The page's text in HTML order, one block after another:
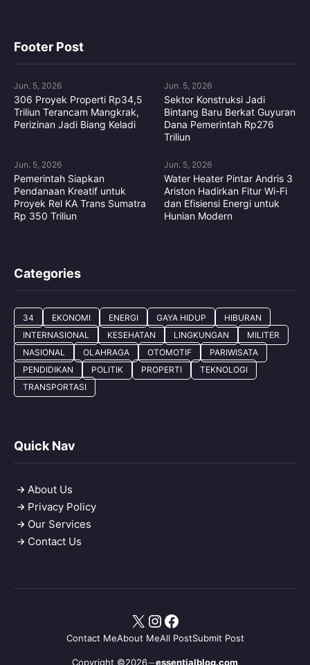
Footer Post
Jun. 5, 2026
306 Proyek Properti Rp34,5
Triliun Terancam Mangkrak,
Perizinan Jadi Biang Keladi
Jun. 5, 2026
Sektor Konstruksi Jadi
Bintang Baru Berkat Guyuran
Dana Pemerintah Rp276
Triliun
Jun. 5, 2026
Pemerintah Siapkan
Pendanaan Kreatif untuk
Proyek Rel KA Trans Sumatra
Rp 350 Triliun
Jun. 5, 2026
Water Heater Pintar Andris 3
Ariston Hadirkan Fitur Wi-Fi
dan Efisiensi Energi untuk
Hunian Modern
Categories
34 EKONOMI ENERGI GAYA HIDUP
HIBURAN
INTERNASIONAL
KESEHATAN LINGKUNGAN
MILITER
NASIONAL
OLAHRAGA OTOMOTIF
PARIWISATA
PENDIDIKAN
POLITIK PROPERTI
TEKNOLOGI
TRANSPORTASI
Quick Nav
About Us
Privacy Policy
Our Services
Contact Us
Copyright ©2026 essentialblog.com
Contact MeAbout MeAll PostSubmit Post
X Instagram
Facebook